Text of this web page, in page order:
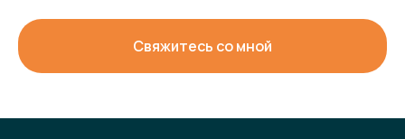
Свяжитесь со мной